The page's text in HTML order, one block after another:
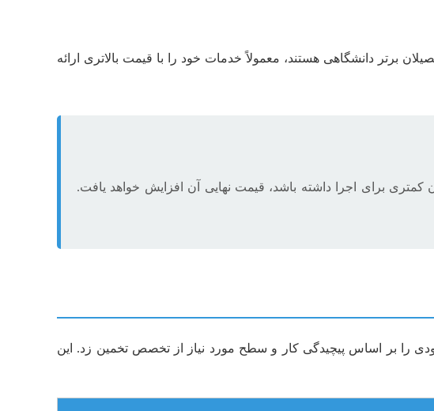
برتر دانشگاهی هستند، معمولاً خدمات خود را با قیمت بالاتری ارائه
کمتری برای اجرا داشته باشد، قیمت نهایی آن افزایش خواهد یافت.
را بر اساس پیچیدگی کار و سطح مورد نیاز از تخصص تخمین زد. این